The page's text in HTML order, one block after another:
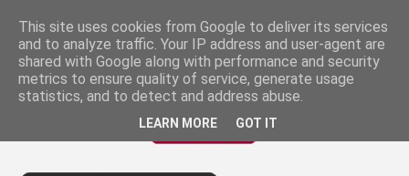
This site uses cookies from Google to deliver its services
and to analyze traffic. Your IP address and user-agent are
shared with Google along with performance and security
metrics to ensure quality of service, generate usage
statistics, and to detect and address abuse.
LEARN MORE GOT IT